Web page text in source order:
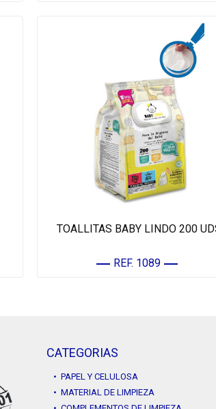
TOALLITAS BABY LINDO 200
REF. 1089
CATEGORIAS
• PAPEL Y CELULOSA
• MATERIAL DE LIMPIEZA